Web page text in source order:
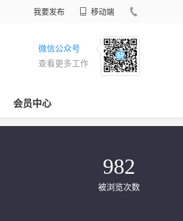
我要发布 移动端
微信公众号
查看更多工作
会员中心
982
被浏览次数